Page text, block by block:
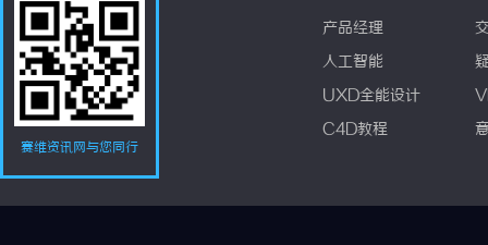
赛维资讯网与您同行
产品经理
人工智能
UXD全能设计
C4D教程